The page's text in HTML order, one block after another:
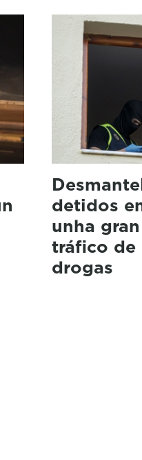
detidos
unha
tráfico de
drogas